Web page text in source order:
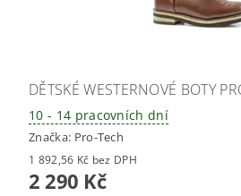
DĚTSKÉ WESTERNOVÉ BOTY
10 - 14 pracovních dní
Značka: Pro-Tech
1 892,56 Kč bez DPH
2 290 Kč